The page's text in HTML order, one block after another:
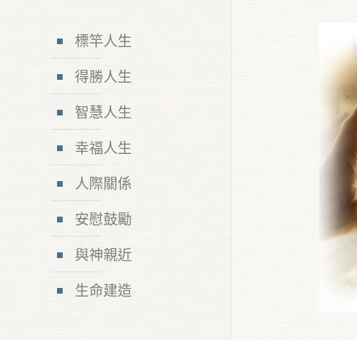
標竿人生
得勝人生
智慧人生
幸福人生
人際關係
安慰鼓勵
與神親近
生命建造